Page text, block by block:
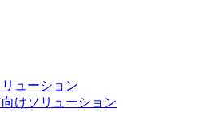
ューション
けソリューション